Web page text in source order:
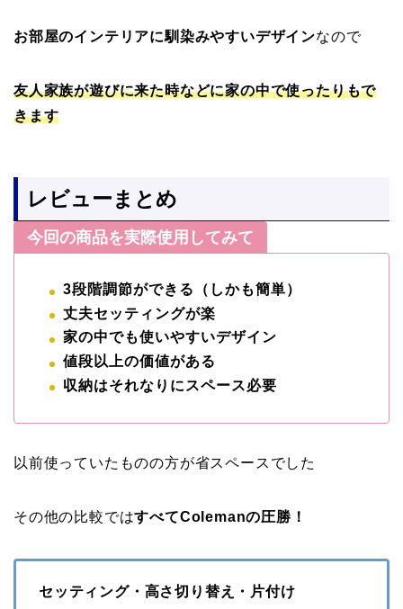
お部屋のインテリアに馴染みやすいデザインなので
友人家族が遊びに来た時などに家の中で使ったりもで
きます
レビューまとめ
今回の商品を実際使用してみて
3段階調節ができる（しかも簡単）
丈夫セッティングが楽
家の中でも使いやすいデザイン
値段以上の価値がある
収納はそれなりにスペース必要
以前使っていたものの方が省スペースでした
その他の比較ではすべてColemanの圧勝！
セッティング・高さ切り替え・片付け